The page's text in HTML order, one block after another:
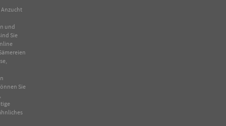
Anzucht
und
Sie
,
Sie